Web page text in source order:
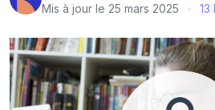
Mis à jour le 25 mars 2025 13